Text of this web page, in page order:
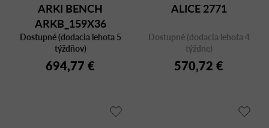
ARKI BENCH
ARKB_159X36
Dostupné (dodacia lehota 5
týždňov)
694,77 €
ALICE 2771
Dostupné (dodacia lehota 4
týždne)
570,72 €